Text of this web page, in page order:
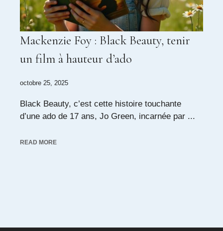
Mackenzie Foy : Black Beauty, tenir
un film à hauteur d’ado
octobre 25, 2025
Black Beauty, c’est cette histoire touchante
d’une ado de 17 ans, Jo Green, incarnée par ...
READ MORE